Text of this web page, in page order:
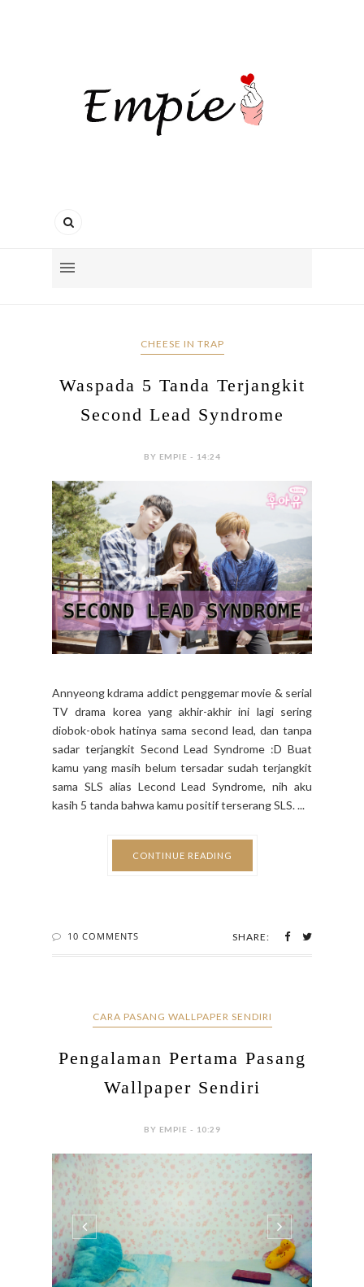
CHEESE IN TRAP
Waspada 5 Tanda Terjangkit
Second Lead Syndrome
BY EMPIE - 14:24
Annyeong kdrama addict penggemar movie & serial
TV drama korea yang akhir-akhir ini lagi sering
diobok-obok hatinya sama second lead, dan tanpa
sadar terjangkit Second Lead Syndrome :D Buat
kamu yang masih belum tersadar sudah terjangkit
sama SLS alias Lecond Lead Syndrome, nih aku
kasih 5 tanda bahwa kamu positif terserang SLS. ...
CONTINUE READING
10 COMMENTS SHARE:
CARA PASANG WALLPAPER SENDIRI
Pengalaman Pertama Pasang
Wallpaper Sendiri
BY EMPIE - 10:29